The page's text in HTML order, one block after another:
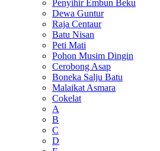
Penyihir Embun Beku
Dewa Guntur
Raja Centaur
Batu Nisan
Peti Mati
Pohon Musim Dingin
Cerobong Asap
Boneka Salju Batu
Malaikat Asmara
Cokelat
A
B
C
D